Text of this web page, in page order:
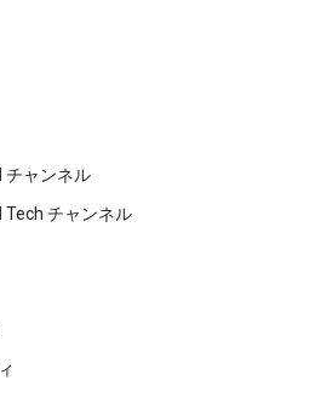
チャンネル
Tech チャンネル